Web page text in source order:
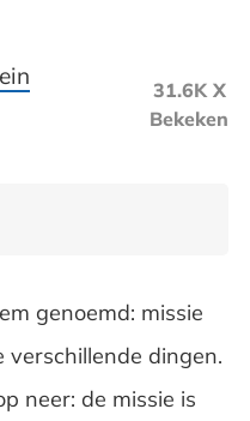
31.6K X
Bekeken
missie en een
genoemd: missie
verschillende dingen.
neer: de missie is